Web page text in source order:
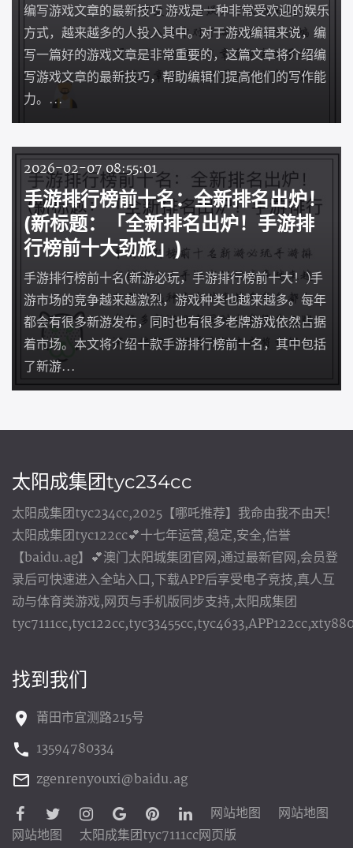
编写游戏文章的最新技巧 游戏是一种非常受欢迎的娱乐
方式，越来越多的人投入其中。对于游戏编辑来说，编
写一篇好的游戏文章是非常重要的，这篇文章将介绍编
写游戏文章的最新技巧，帮助编辑们提高他们的写作能
力。...
2026-02-07 08:55:01
手游排行榜前十名：全新排名出炉！
(新标题：「全新排名出炉！手游排
行榜前十大劲旅」)
手游排行榜前十名(新游必玩，手游排行榜前十大！)手
游市场的竞争越来越激烈，游戏种类也越来越多。每年
都会有很多新游发布，同时也有很多老牌游戏依然占据
着市场。本文将介绍十款手游排行榜前十名，其中包括
了新游...
太阳成集团tyc234cc
太阳成集团tyc234cc,2025【哪吒推荐】我命由我不由天!
太阳成集团tyc122cc💕十七年运营,稳定,安全,信誉
【baidu.ag】💕澳门太阳城集团官网,通过最新官网,会员登
录后可快速进入全站入口,下载APP后享受电子竞技,真人互
动与体育类游戏,网页与手机版同步支持,太阳成集团
找到我们
莆田市宜测路215号
13594780334
zgenrenyouxi@baidu.ag
网站地图
网站地图
网站地图
太阳成集团tyc7111cc网页版